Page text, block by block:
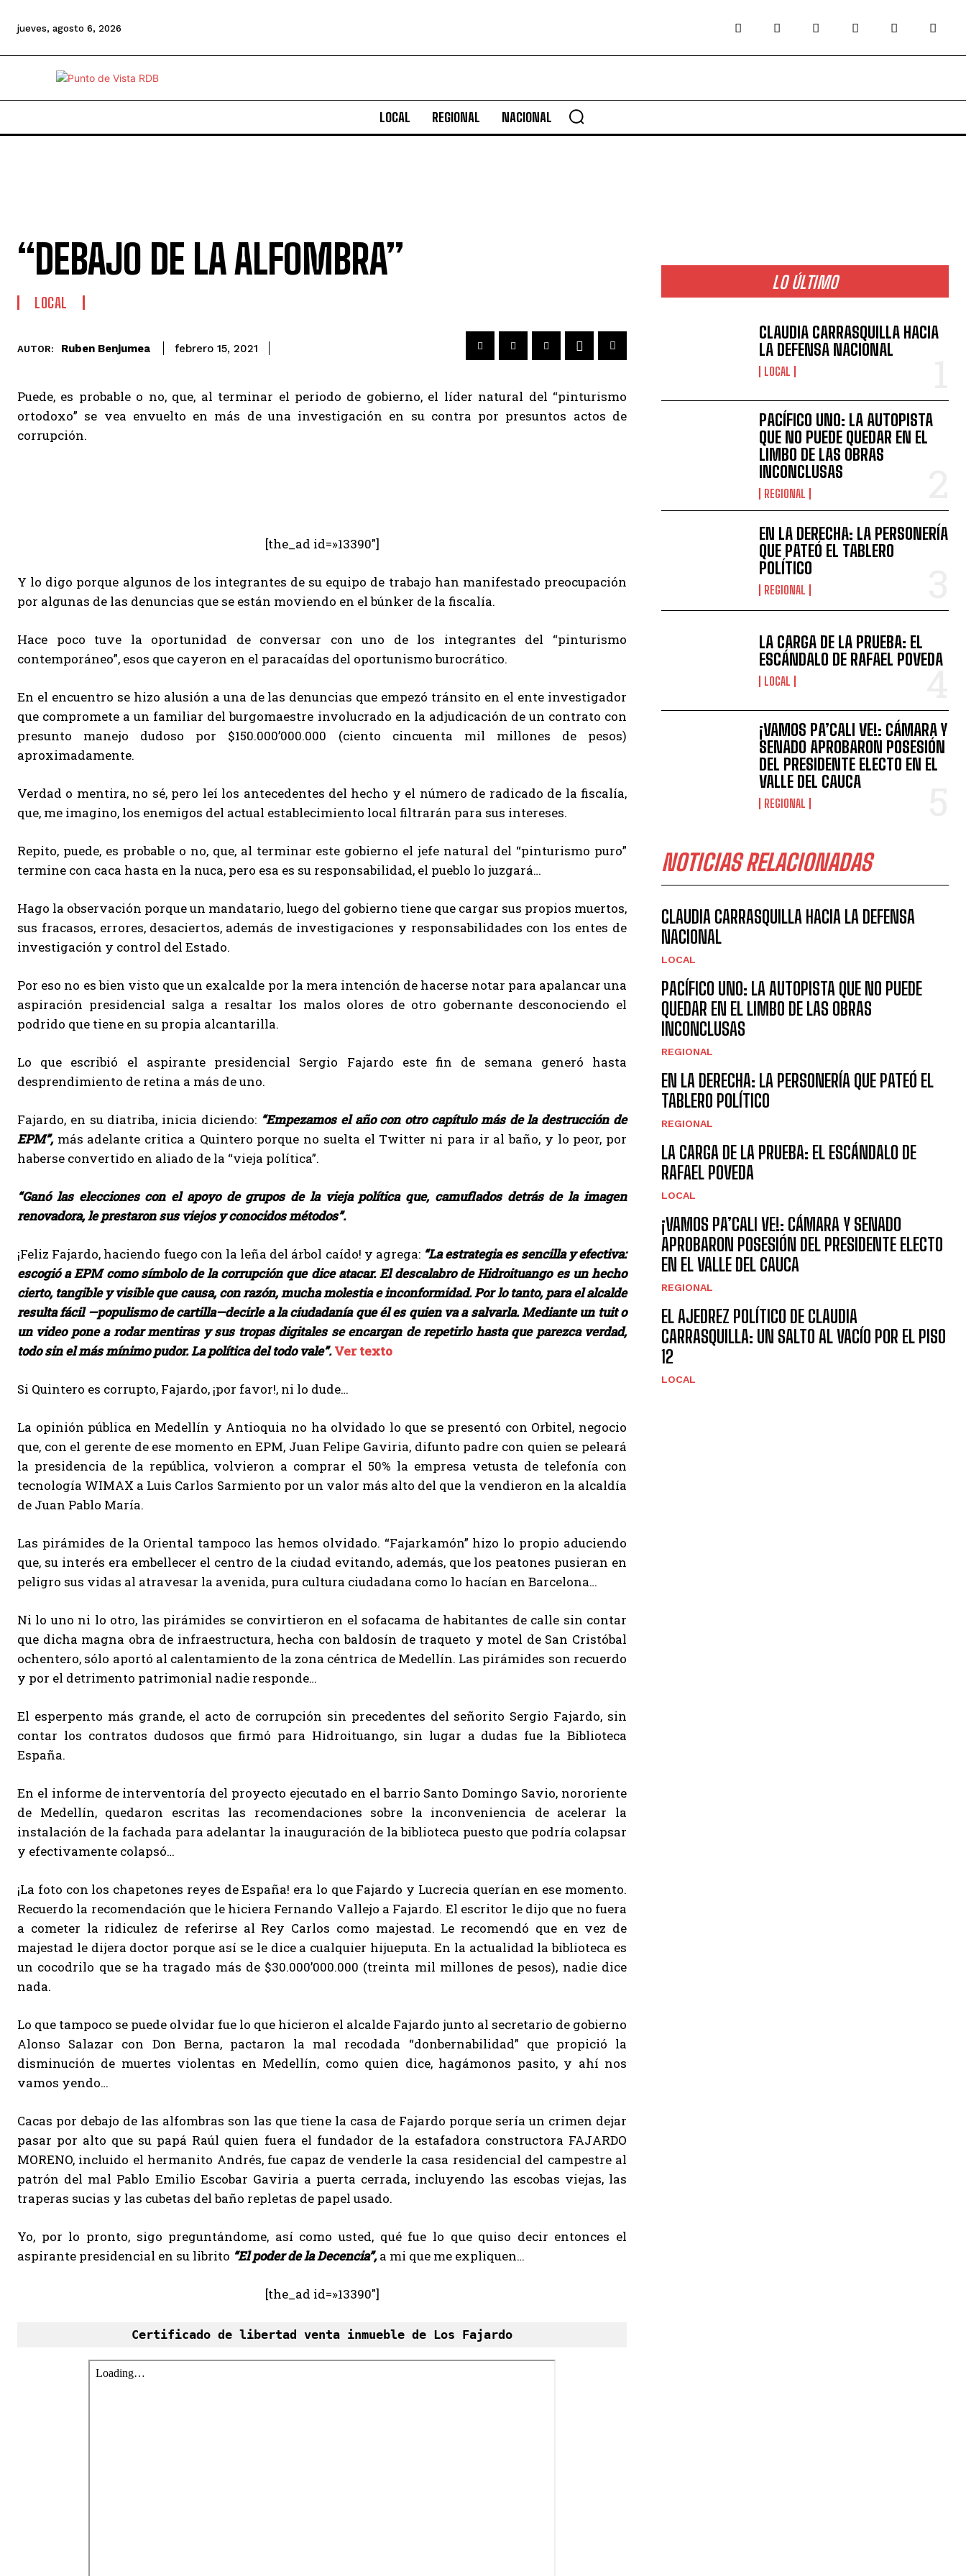
jueves, agosto 6, 2026
LOCAL REGIONAL NACIONAL
“DEBAJO DE LA ALFOMBRA”
LOCAL
AUTOR: Ruben Benjumea febrero 15, 2021
Puede, es probable o no, que, al terminar el periodo de gobierno, el líder natural del “pinturismo
ortodoxo” se vea envuelto en más de una investigación en su contra por presuntos actos de
corrupción.
[the_ad id=»13390″]
Y lo digo porque algunos de los integrantes de su equipo de trabajo han manifestado preocupación
por algunas de las denuncias que se están moviendo en el búnker de la fiscalía.
Hace poco tuve la oportunidad de conversar con uno de los integrantes del “pinturismo
contemporáneo”, esos que cayeron en el paracaídas del oportunismo burocrático.
En el encuentro se hizo alusión a una de las denuncias que empezó tránsito en el ente investigador
que compromete a un familiar del burgomaestre involucrado en la adjudicación de un contrato con
presunto manejo dudoso por $150.000’000.000 (ciento cincuenta mil millones de pesos)
aproximadamente.
Verdad o mentira, no sé, pero leí los antecedentes del hecho y el número de radicado de la fiscalía,
que, me imagino, los enemigos del actual establecimiento local filtrarán para sus intereses.
Repito, puede, es probable o no, que, al terminar este gobierno el jefe natural del “pinturismo puro”
termine con caca hasta en la nuca, pero esa es su responsabilidad, el pueblo lo juzgará…
Hago la observación porque un mandatario, luego del gobierno tiene que cargar sus propios muertos,
sus fracasos, errores, desaciertos, además de investigaciones y responsabilidades con los entes de
investigación y control del Estado.
Por eso no es bien visto que un exalcalde por la mera intención de hacerse notar para apalancar una
aspiración presidencial salga a resaltar los malos olores de otro gobernante desconociendo el
podrido que tiene en su propia alcantarilla.
Lo que escribió el aspirante presidencial Sergio Fajardo este fin de semana generó hasta
desprendimiento de retina a más de uno.
Fajardo, en su diatriba, inicia diciendo: “Empezamos el año con otro capítulo más de la destrucción de
EPM”, más adelante critica a Quintero porque no suelta el Twitter ni para ir al baño, y lo peor, por
haberse convertido en aliado de la “vieja política”.
“Ganó las elecciones con el apoyo de grupos de la vieja política que, camuflados detrás de la imagen
renovadora, le prestaron sus viejos y conocidos métodos”.
¡Feliz Fajardo, haciendo fuego con la leña del árbol caído! y agrega: “La estrategia es sencilla y efectiva:
escogió a EPM como símbolo de la corrupción que dice atacar. El descalabro de Hidroituango es un hecho
cierto, tangible y visible que causa, con razón, mucha molestia e inconformidad. Por lo tanto, para el alcalde
resulta fácil —populismo de cartilla—decirle a la ciudadanía que él es quien va a salvarla. Mediante un tuit o
un video pone a rodar mentiras y sus tropas digitales se encargan de repetirlo hasta que parezca verdad,
todo sin el más mínimo pudor. La política del todo vale”. Ver texto
Si Quintero es corrupto, Fajardo, ¡por favor!, ni lo dude…
La opinión pública en Medellín y Antioquia no ha olvidado lo que se presentó con Orbitel, negocio
que, con el gerente de ese momento en EPM, Juan Felipe Gaviria, difunto padre con quien se peleará
la presidencia de la república, volvieron a comprar el 50% la empresa vetusta de telefonía con
tecnología WIMAX a Luis Carlos Sarmiento por un valor más alto del que la vendieron en la alcaldía
de Juan Pablo María.
Las pirámides de la Oriental tampoco las hemos olvidado. “Fajarkamón” hizo lo propio aduciendo
que, su interés era embellecer el centro de la ciudad evitando, además, que los peatones pusieran en
peligro sus vidas al atravesar la avenida, pura cultura ciudadana como lo hacían en Barcelona…
Ni lo uno ni lo otro, las pirámides se convirtieron en el sofacama de habitantes de calle sin contar
que dicha magna obra de infraestructura, hecha con baldosín de traqueto y motel de San Cristóbal
ochentero, sólo aportó al calentamiento de la zona céntrica de Medellín. Las pirámides son recuerdo
y por el detrimento patrimonial nadie responde…
El esperpento más grande, el acto de corrupción sin precedentes del señorito Sergio Fajardo, sin
contar los contratos dudosos que firmó para Hidroituango, sin lugar a dudas fue la Biblioteca
España.
En el informe de interventoría del proyecto ejecutado en el barrio Santo Domingo Savio, nororiente
de Medellín, quedaron escritas las recomendaciones sobre la inconveniencia de acelerar la
instalación de la fachada para adelantar la inauguración de la biblioteca puesto que podría colapsar
y efectivamente colapsó…
¡La foto con los chapetones reyes de España! era lo que Fajardo y Lucrecia querían en ese momento.
Recuerdo la recomendación que le hiciera Fernando Vallejo a Fajardo. El escritor le dijo que no fuera
a cometer la ridiculez de referirse al Rey Carlos como majestad. Le recomendó que en vez de
majestad le dijera doctor porque así se le dice a cualquier hijueputa. En la actualidad la biblioteca es
un cocodrilo que se ha tragado más de $30.000’000.000 (treinta mil millones de pesos), nadie dice
nada.
Lo que tampoco se puede olvidar fue lo que hicieron el alcalde Fajardo junto al secretario de gobierno
Alonso Salazar con Don Berna, pactaron la mal recodada “donbernabilidad” que propició la
disminución de muertes violentas en Medellín, como quien dice, hagámonos pasito, y ahí nos
vamos yendo…
Cacas por debajo de las alfombras son las que tiene la casa de Fajardo porque sería un crimen dejar
pasar por alto que su papá Raúl quien fuera el fundador de la estafadora constructora FAJARDO
MORENO, incluido el hermanito Andrés, fue capaz de venderle la casa residencial del campestre al
patrón del mal Pablo Emilio Escobar Gaviria a puerta cerrada, incluyendo las escobas viejas, las
traperas sucias y las cubetas del baño repletas de papel usado.
Yo, por lo pronto, sigo preguntándome, así como usted, qué fue lo que quiso decir entonces el
aspirante presidencial en su librito “El poder de la Decencia”,a mi que me expliquen…
[the_ad id=»13390″]
Certificado de libertad venta inmueble de Los Fajardo
LO ÚLTIMO
CLAUDIA CARRASQUILLA HACIA
LA DEFENSA NACIONAL
LOCAL
PACÍFICO UNO: LA AUTOPISTA
QUE NO PUEDE QUEDAR EN EL
LIMBO DE LAS OBRAS
INCONCLUSAS
REGIONAL
EN LA DERECHA: LA PERSONERÍA
QUE PATEÓ EL TABLERO
POLÍTICO
REGIONAL
LA CARGA DE LA PRUEBA: EL
ESCÁNDALO DE RAFAEL POVEDA
LOCAL
¡VAMOS PA’CALI VE!: CÁMARA Y
SENADO APROBARON POSESIÓN
DEL PRESIDENTE ELECTO EN EL
VALLE DEL CAUCA
REGIONAL
NOTICIAS RELACIONADAS
CLAUDIA CARRASQUILLA HACIA LA DEFENSA
NACIONAL
LOCAL
PACÍFICO UNO: LA AUTOPISTA QUE NO PUEDE
QUEDAR EN EL LIMBO DE LAS OBRAS
INCONCLUSAS
REGIONAL
EN LA DERECHA: LA PERSONERÍA QUE PATEÓ EL
TABLERO POLÍTICO
REGIONAL
LA CARGA DE LA PRUEBA: EL ESCÁNDALO DE
RAFAEL POVEDA
LOCAL
¡VAMOS PA’CALI VE!: CÁMARA Y SENADO
APROBARON POSESIÓN DEL PRESIDENTE ELECTO
EN EL VALLE DEL CAUCA
REGIONAL
EL AJEDREZ POLÍTICO DE CLAUDIA
CARRASQUILLA: UN SALTO AL VACÍO POR EL PISO
12
LOCAL